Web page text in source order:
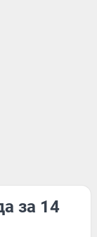
за 14